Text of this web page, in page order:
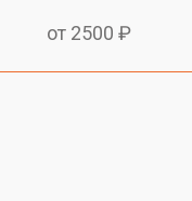
от 2500 ₽